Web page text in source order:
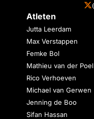
Atleten
Jutta Leerdam
Max Verstappen
Femke Bol
Mathieu van der Poel
Rico Verhoeven
Michael van Gerwen
Jenning de Boo
Sifan Hassan